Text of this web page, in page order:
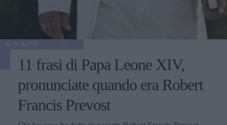
11 frasi di Papa Leone XIV,
pronunciate quando era Robert
Francis Prevost